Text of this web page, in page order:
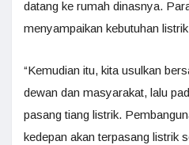
datang ke rumah dinasnya.
menyampaikan kebutuhan
“Kemudian itu, kita usulkan
dewan dan masyarakat, lalu
pasang tiang listrik.
kedepan akan terpasang listrik